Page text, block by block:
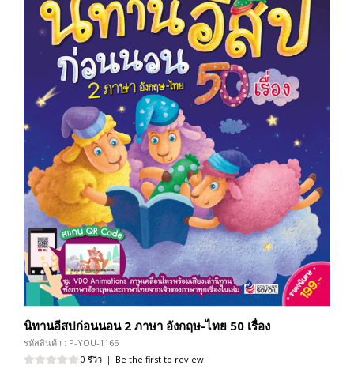
นิทานอีสปก่อนนอน 2 ภาษา อังกฤษ-ไทย 50 เรื่อง
รหัสสินค้า : P-YOU-1166
0 รีวิว | Be the first to review